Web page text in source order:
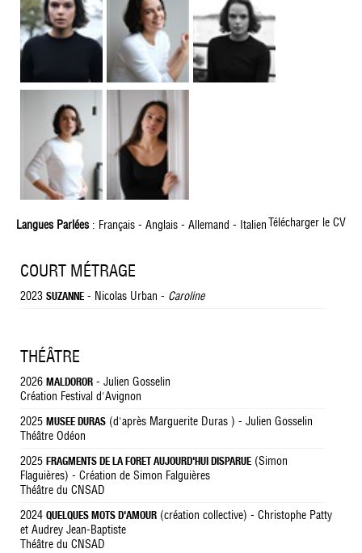
Langues Parlées: Français - Anglais - Allemand - ItalienTélécharger le CV
COURT MÉTRAGE
2023 SUZANNE - Nicolas Urban - Caroline
THÉÂTRE
2026 MALDOROR - Julien Gosselin
Création Festival d'Avignon
2025 MUSEE DURAS (d'après Marguerite Duras ) - Julien Gosselin
Théâtre Odéon
2025 FRAGMENTS DE LA FORET AUJOURD'HUI DISPARUE (Simon
Flaguières) - Création de Simon Falguières
Théâtre du CNSAD
2024 QUELQUES MOTS D'AMOUR (création collective) - Christophe Patty
et Audrey Jean-Baptiste
Théâtre du CNSAD